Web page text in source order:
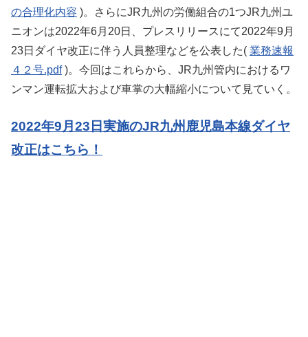
の合理化内容 )。さらにJR九州の労働組合の1つJR九州ユ
ニオンは2022年6月20日、プレスリリースにて2022年9月
23日ダイヤ改正に伴う人員整理などを公表した( 業務速報
４２号.pdf)。今回はこれらから、JR九州管内におけるワ
ンマン運転拡大および車掌の大幅縮小について見ていく。
2022年9月23日実施のJR九州鹿児島本線ダイヤ
改正はこちら！